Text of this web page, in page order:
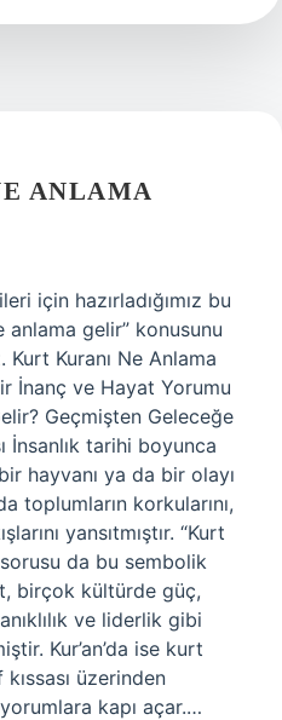
ANLAMA
için hazırladığımız bu
anlama gelir” konusunu
Kuranı Ne Anlama
İnanç ve Hayat Yorumu
Geçmişten Geleceğe
İnsanlık tarihi boyunca
hayvanı ya da bir olayı
toplumların korkularını,
yansıtmıştır. “Kurt
sorusu da bu sembolik
birçok kültürde güç,
ve liderlik gibi
Kur’an’da ise kurt
üzerinden
yorumlara kapı açar.…